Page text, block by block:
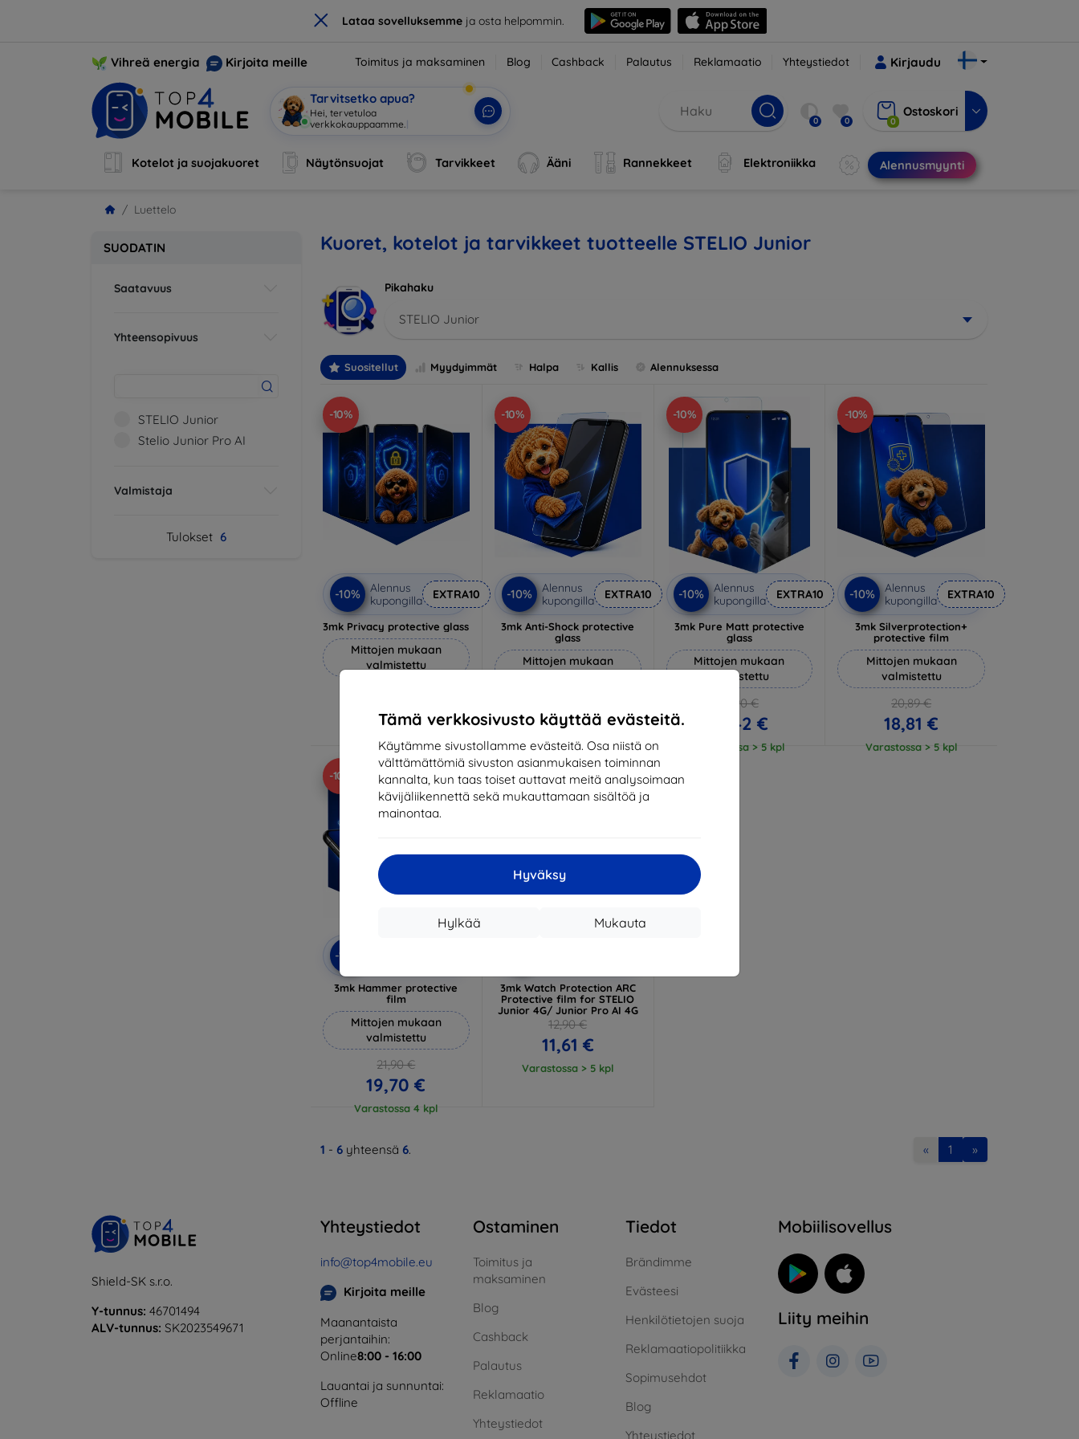
× Lataa sovelluksemmeja osta helpommin.
Tämä verkkosivusto käyttää evästeitä.
Käytämme sivustollamme evästeitä. Osa niistä on
välttämättömiä sivuston asianmukaisen toiminnan
kannalta, kun taas toiset auttavat meitä analysoimaan
kävijäliikennettä sekä mukauttamaan sisältöä ja
mainontaa.
Hyväksy
Mukauta
Hylkää
Vihreä energia Kirjoita meille Toimitus ja maksaminen Blog Cashback Palautus Reklamaatio Yhteystiedot Kirjaudu
Tarvitsetko apua?
Hei, tervetuloa 0 0 0
Ostoskori
Kotelot ja suojakuoret Näytönsuojat Tarvikkeet Ääni Rannekkeet Elektroniikka Alennusmyynti
Luettelo
SUODATIN
Saatavuus
Yhteensopivuus
STELIO Junior
Stelio Junior Pro AI
Valmistaja
Tulokset 6
Kuoret, kotelot ja tarvikkeet tuotteelle STELIO Junior
Pikahaku
STELIO Junior
Suositellut Myydyimmät Halpa Kallis Alennuksessa
-10%
-10%
Alennus
kupongilla
EXTRA10
3mk Privacy protective glass
Mittojen mukaan
valmistettu
20,61 €
-10%
-10%
Alennus
kupongilla
EXTRA10
3mk Anti-Shock protective
glass
Mittojen mukaan
17,01 €
Varastossa > 5 kpl
-10%
-10%
Alennus
kupongilla
EXTRA10
3mk Pure Matt protective
glass
Mittojen mukaan
valmistettu
14,90 €
13,42 €
Varastossa > 5 kpl
-10%
-10%
Alennus
kupongilla
EXTRA10
3mk Silverprotection+
protective film
Mittojen mukaan
valmistettu
20,89 €
18,81 €
Varastossa > 5 kpl
-10%
-10%
3mk Hammer protective
film
Mittojen mukaan
valmistettu
21,90 €
19,70 €
Varastossa 4 kpl
-10%
3mk Watch Protection ARC
Protective film for STELIO
Junior 4G/ Junior Pro AI 4G
12,90 €
11,61 €
Varastossa > 5 kpl
1 - 6 yhteensä 6. « 1 »
Shield-SK s.r.o.
Y-tunnus: 46701494
ALV-tunnus: SK2023549671
Yhteystiedot
info@top4mobile.eu
Kirjoita meille
Maanantaista
perjantaihin:
Online8:00 - 16:00
Lauantai ja sunnuntai:
Offline
Ostaminen
Toimitus ja
maksaminen
Blog
Cashback
Palautus
Reklamaatio
Yhteystiedot
Tiedot
Brändimme
Evästeesi
Henkilötietojen suoja
Reklamaatiopolitiikka
Sopimusehdot
Blog
Yhteystiedot
Mobiilisovellus
Liity meihin